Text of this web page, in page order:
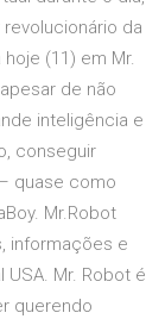
da
(11) em Mr.
de não
inteligência e
conseguir
quase como
Mr.Robot
informações e
Mr. Robot é
querendo